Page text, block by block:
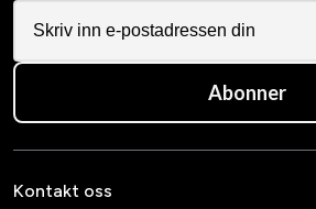
Abonner
Kontakt oss